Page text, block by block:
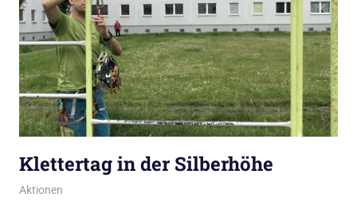
Klettertag in der Silberhöhe
Juli 2, 2026
admin
Aktionen